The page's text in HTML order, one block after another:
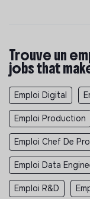
Trouve un
jobs that
Emploi Digital
Emploi Production
Emploi Chef De
Emploi Data
Emploi R&D